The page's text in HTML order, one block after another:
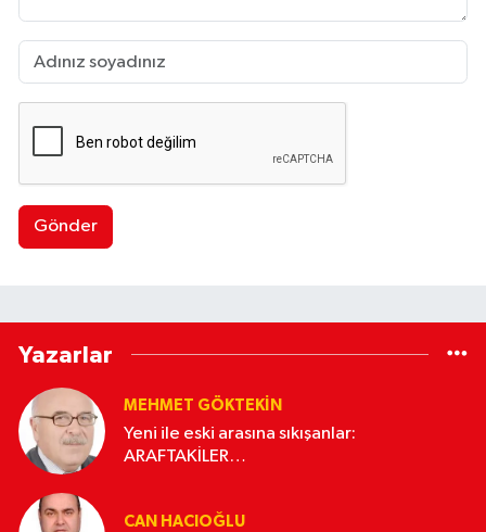
Gönder
Yazarlar
MEHMET GÖKTEKIN
Yeni ile eski arasına sıkışanlar:
ARAFTAKİLER…
CAN HACIOĞLU